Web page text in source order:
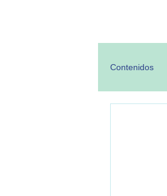
Contenidos